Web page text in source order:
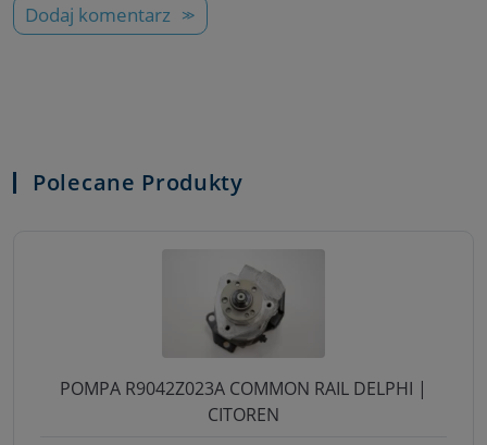
Dodaj komentarz
Polecane Produkty
POMPA R9042Z023A COMMON RAIL DELPHI |
CITOREN